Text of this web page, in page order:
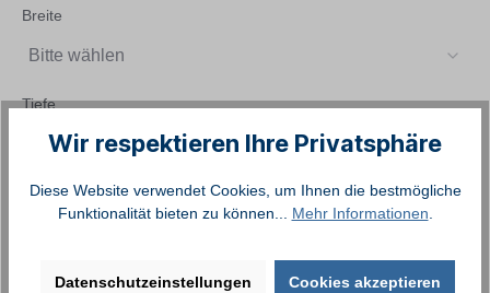
Breite
Bitte wählen
Tiefe
Bitte wählen
Wir respektieren Ihre Privatsphäre
Diese Website verwendet Cookies, um Ihnen die bestmögliche
Funktionalität bieten zu können... Mehr Informationen.
Datenschutzeinstellungen Cookies akzeptieren